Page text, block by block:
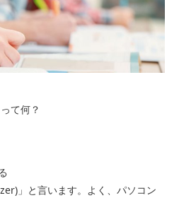
て何？
」と言います。よく、パソコン